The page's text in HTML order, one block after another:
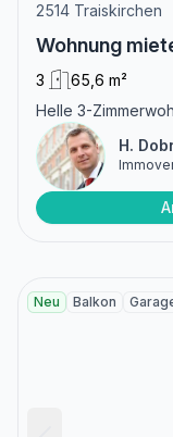
2514 Traiskirchen
Wohnung
3
65,6 m²
Helle 3-
H.
Neu Balkon